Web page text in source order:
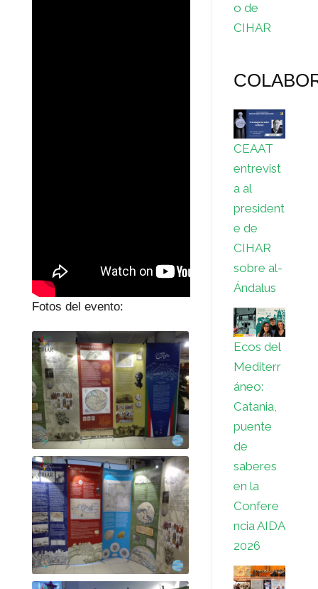
Fotos del evento:
o de
CIHAR
CEAAT
entrevist
a al
president
e de
CIHAR
sobre al-
Ándalus
Ecos del
Mediterr
áneo:
Catania,
puente
de
saberes
en la
Confere
ncia AIDA
2026